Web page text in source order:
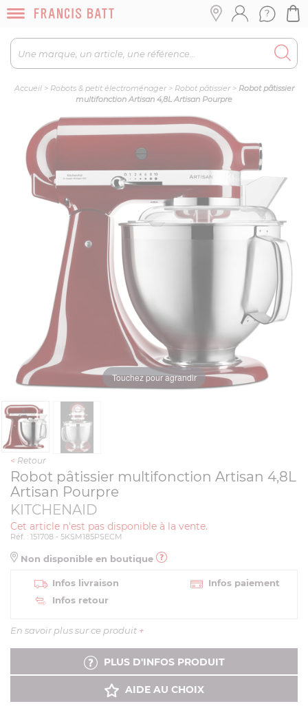
Accueil> Robots & petit électroménager> Robot pâtissier> Robot pâtissier
multifonction Artisan 4,8L Artisan Pourpre
Touchez pour agrandir
< Retour
Robot pâtissier multifonction Artisan 4,8L
Artisan Pourpre
KITCHENAID
Cet article n'est pas disponible à la vente.
Réf. : 151708 - 5KSM185PSECM
Non disponible en boutique
Infos livraison
Infos paiement
Infos retour
En savoir plus sur ce produit +
PLUS D'INFOS PRODUIT
AIDE AU CHOIX